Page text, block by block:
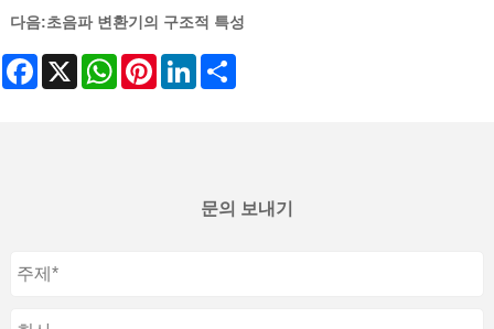
다음:초음파 변환기의 구조적 특성
Facebook
X WhatsAppPinterestLinkedIn
문의 보내기